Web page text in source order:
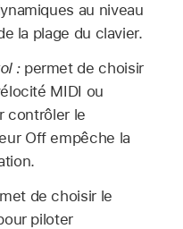
au niveau
la plage du clavier.
:permet de choisir
MIDI ou
contrôler le
Off empêche la
de choisir le
piloter